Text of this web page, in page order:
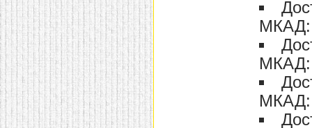
домашнем использовании.
Эта мебель имеет
некоторые преимущества
перед той же стенкой для
гостиной, к примеру,
поскольку она более
легкая и не загромождает
пространство. В спальне
этот предмет можно
поставить у изголовья
кровати, чтобы заполнить
пустующее там
МКАД:
МКАД:
МКАД: